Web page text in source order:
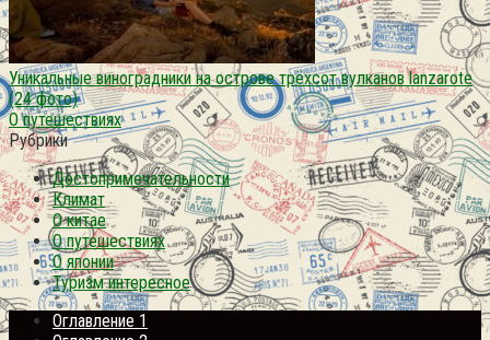
Уникальные виноградники на острове трёхсот вулканов lanzarote
(24 фото)
О путешествиях
Рубрики
Достопримечательности
Климат
О китае
О путешествиях
О японии
Туризм интересное
Оглавление 1